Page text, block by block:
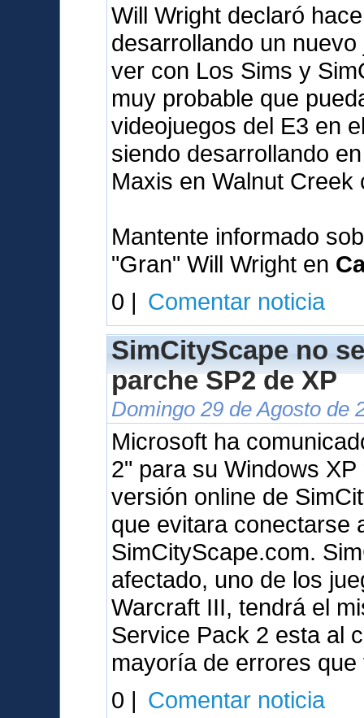
Will Wright declaró
desarrollando un
ver con Los Sims y
muy probable que
videojuegos del E3 en
siendo desarrollando
Maxis en Walnut
Mantente informado
"Gran" Will Wright en
0 | Comentar noticia
SimCityScape no
parche SP2 de XP
Domingo 29 de Agosto de
Microsoft ha
2" para su Windows
versión online de
que evitara conectarse
SimCityScape.com.
afectado, uno de los
Warcraft III, tendrá el
Service Pack 2 esta al
mayoría de errores que
0 | Comentar noticia